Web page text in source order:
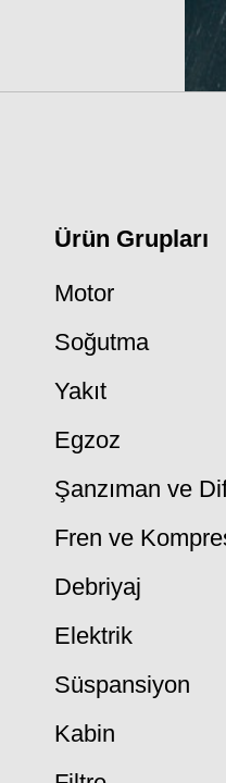
Ürün Grupları
Motor
Soğutma
Yakıt
Egzoz
Şanzıman ve
Fren ve
Debriyaj
Elektrik
Süspansiyon
Kabin